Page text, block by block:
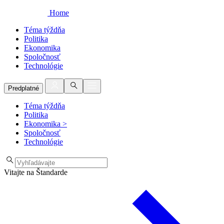
Home
Téma týždňa
Politika
Ekonomika
Spoločnosť
Technológie
Predplatné
Téma týždňa
Politika
Ekonomika >
Spoločnosť
Technológie
Vitajte na Štandarde